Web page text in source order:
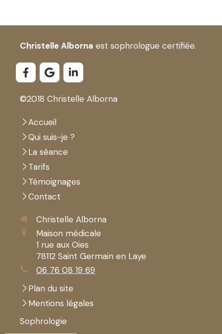
Christelle Alborna est sophrologue certifiée.
©2018 Christelle Alborna
Accueil
Qui suis-je ?
La séance
Tarifs
Témoignages
Contact
Christelle Alborna
Maison médicale
1 rue aux Oies
78112 Saint Germain en Laye
06 76 08 19 69
Plan du site
Mentions légales
Sophrologie